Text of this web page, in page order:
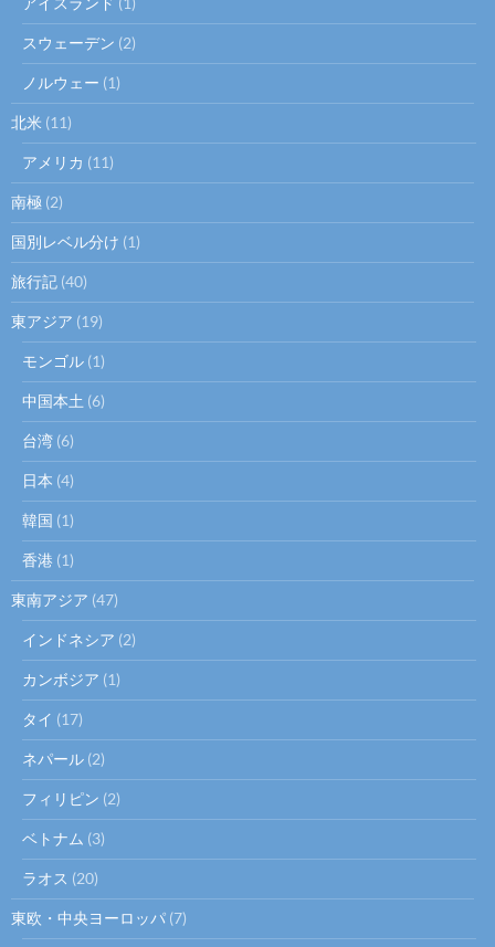
スウェーデン (2)
ノルウェー (1)
北米 (11)
アメリカ (11)
南極 (2)
国別レベル分け (1)
旅行記 (40)
東アジア (19)
モンゴル (1)
中国本土 (6)
台湾 (6)
日本 (4)
韓国 (1)
香港 (1)
東南アジア (47)
インドネシア (2)
カンボジア (1)
タイ (17)
ネパール (2)
フィリピン (2)
ベトナム (3)
ラオス (20)
東欧・中央ヨーロッパ (7)